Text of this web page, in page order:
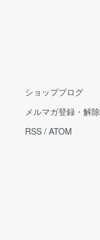
ショップブログ
メルマガ登録・解除
RSS / ATOM